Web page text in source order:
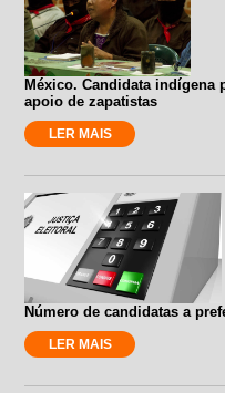
México. Candidata indígena
apoio de zapatistas
LER MAIS
Número de candidatas a
LER MAIS